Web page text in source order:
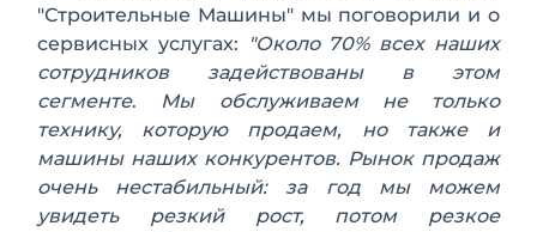
"Строительные Машины" мы поговорили и о
сервисных услугах:
"Около 70% всех наших
сотрудников задействованы в этом
сегменте. Мы обслуживаем не только
технику, которую продаем, но также и
машины наших конкурентов. Рынок продаж
очень нестабильный: за год мы можем
увидеть резкий рост, потом резкое